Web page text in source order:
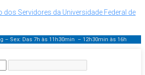
dos Servidores da Universidade Federal de
– Sex: Das 7h às 11h30min – 12h30min às 16h